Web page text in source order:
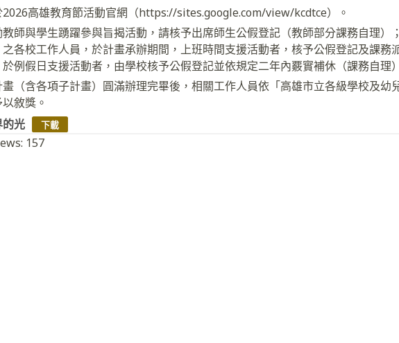
2026高雄教育節活動官網（https://sites.google.com/view/kcdtce）。
師與學生踴躍參與旨揭活動，請核予出席師生公假登記（教師部分課務自理）
各校工作人員，於計畫承辦期間，上班時間支援活動者，核予公假登記及課務
例假日支援活動者，由學校核予公假登記並依規定二年內覈實補休（課務自理
（含各項子計畫）圓滿辦理完畢後，相關工作人員依「高雄市立各級學校及幼
敘獎。
的光
下載
157